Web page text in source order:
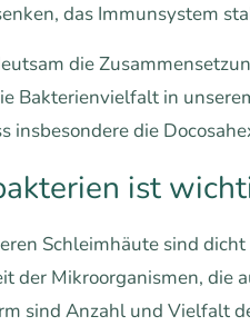
das Immunsystem
die
Bakterienvielfalt in
insbesondere die
ist
Schleimhäute sind
der Mikroorganismen,
sind Anzahl und Vielfalt